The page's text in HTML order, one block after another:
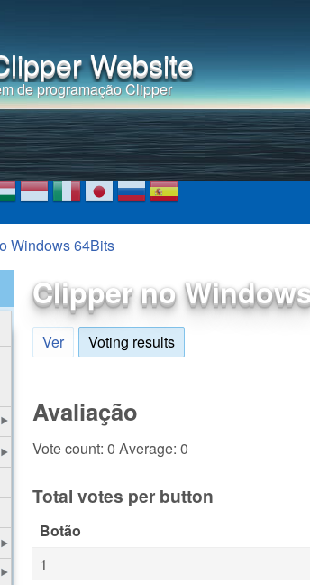
Website
de programação Clipper
Windows 64Bits
Clipper no
Ver Voting results
Avaliação
Vote count: 0 Average: 0
Total votes per button
Botão
1